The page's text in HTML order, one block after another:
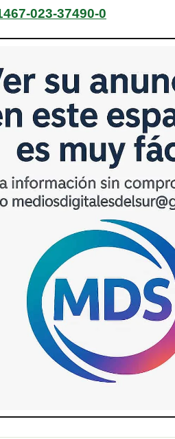
023-37490-0